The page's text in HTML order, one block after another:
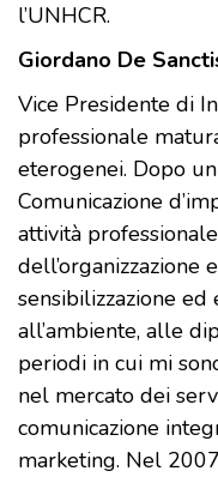
l’UNHCR.
Giordano De
Vice Presidente di
professionale
eterogenei. Dopo
Comunicazione
attività
dell’organizzazione
sensibilizzazione
all’ambiente, alle
periodi in cui mi
nel mercato dei
comunicazione
marketing. Nel